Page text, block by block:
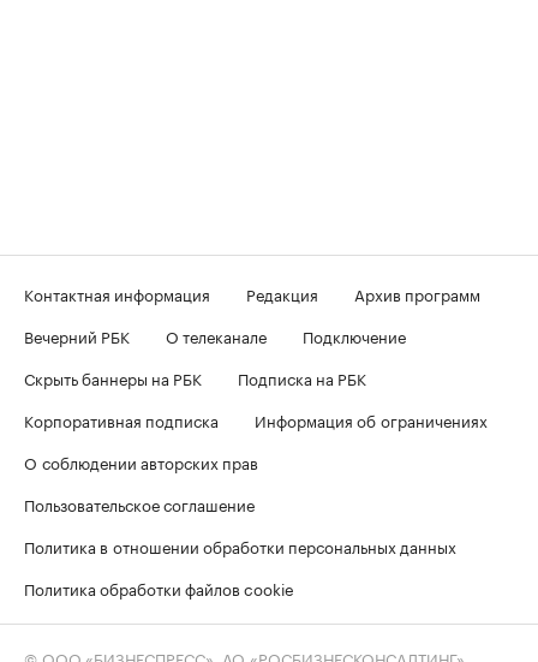
Контактная информация Редакция
Архив программ
Вечерний РБК
О телеканале
Подключение
Скрыть баннеры на РБК
Подписка на РБК
Корпоративная подписка
Информация об ограничениях
О соблюдении авторских прав
Пользовательское соглашение
Политика в отношении обработки персональных данных
Политика обработки файлов cookie
© ООО «БИЗНЕСПРЕСС», АО «РОСБИЗНЕСКОНСАЛТИНГ»,